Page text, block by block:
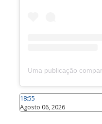
18:55
Agosto 06, 2026